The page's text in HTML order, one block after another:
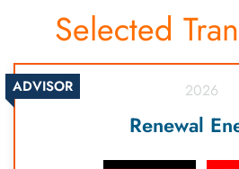
ェンスの実施、取引期間中の
します。 サッカークラブ売却
るのは私たちにお任せくださ
イジング、放送権、スポンサ
入、クラブのブランド力、フ
メントなど、さまざまな要素
Selected
ADVISOR 2026
Renewal